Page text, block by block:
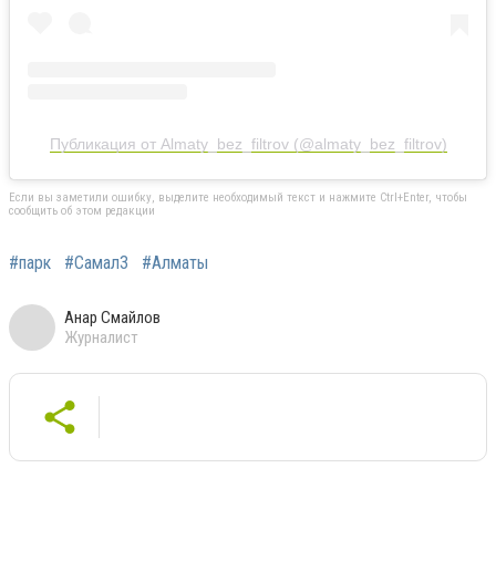
Публикация от Almaty_bez_filtrov (@almaty_bez_filtrov)
Если вы заметили ошибку, выделите необходимый текст и нажмите Ctrl+Enter, чтобы
сообщить об этом редакции
#парк #Cамал3 #Алматы
Анар Смайлов
Журналист